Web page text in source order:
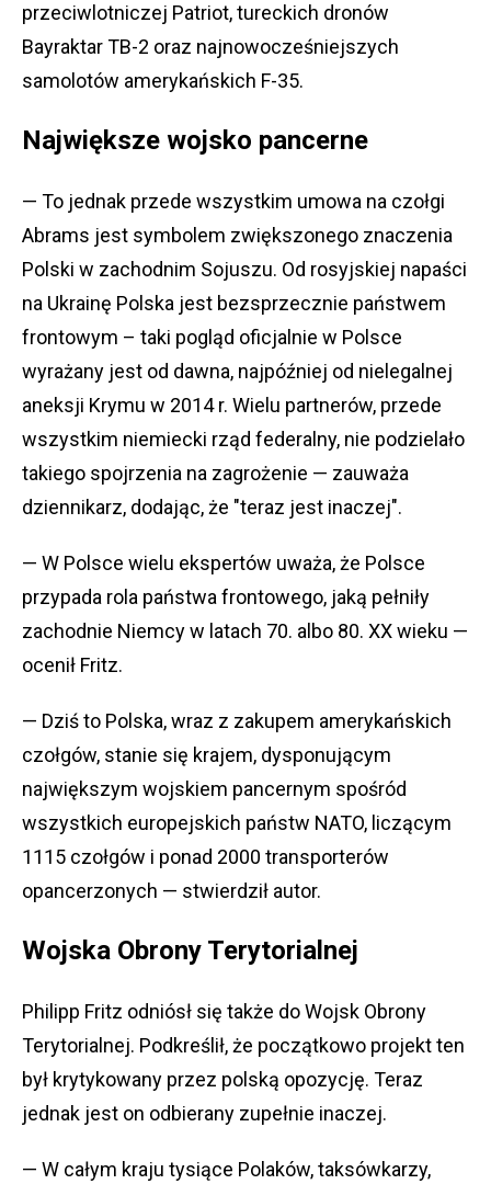
przeciwlotniczej Patriot, tureckich dronów
Bayraktar TB-2 oraz najnowocześniejszych
samolotów amerykańskich F-35.
Największe wojsko pancerne
— To jednak przede wszystkim umowa na czołgi
Abrams jest symbolem zwiększonego znaczenia
Polski w zachodnim Sojuszu. Od rosyjskiej napaści
na Ukrainę Polska jest bezsprzecznie państwem
frontowym – taki pogląd oficjalnie w Polsce
wyrażany jest od dawna, najpóźniej od nielegalnej
aneksji Krymu w 2014 r. Wielu partnerów, przede
wszystkim niemiecki rząd federalny, nie podzielało
takiego spojrzenia na zagrożenie — zauważa
dziennikarz, dodając, że "teraz jest inaczej".
— W Polsce wielu ekspertów uważa, że Polsce
przypada rola państwa frontowego, jaką pełniły
zachodnie Niemcy w latach 70. albo 80. XX wieku —
ocenił Fritz.
— Dziś to Polska, wraz z zakupem amerykańskich
czołgów, stanie się krajem, dysponującym
największym wojskiem pancernym spośród
wszystkich europejskich państw NATO, liczącym
1115 czołgów i ponad 2000 transporterów
opancerzonych — stwierdził autor.
Wojska Obrony Terytorialnej
Philipp Fritz odniósł się także do Wojsk Obrony
Terytorialnej. Podkreślił, że początkowo projekt ten
był krytykowany przez polską opozycję. Teraz
jednak jest on odbierany zupełnie inaczej.
— W całym kraju tysiące Polaków, taksówkarzy,